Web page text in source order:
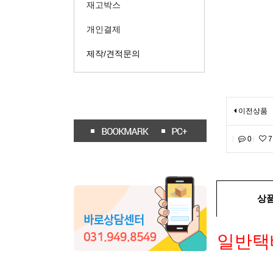
재고박스
개인결제
제작/견적문의
이전상품
0 7
상
일반